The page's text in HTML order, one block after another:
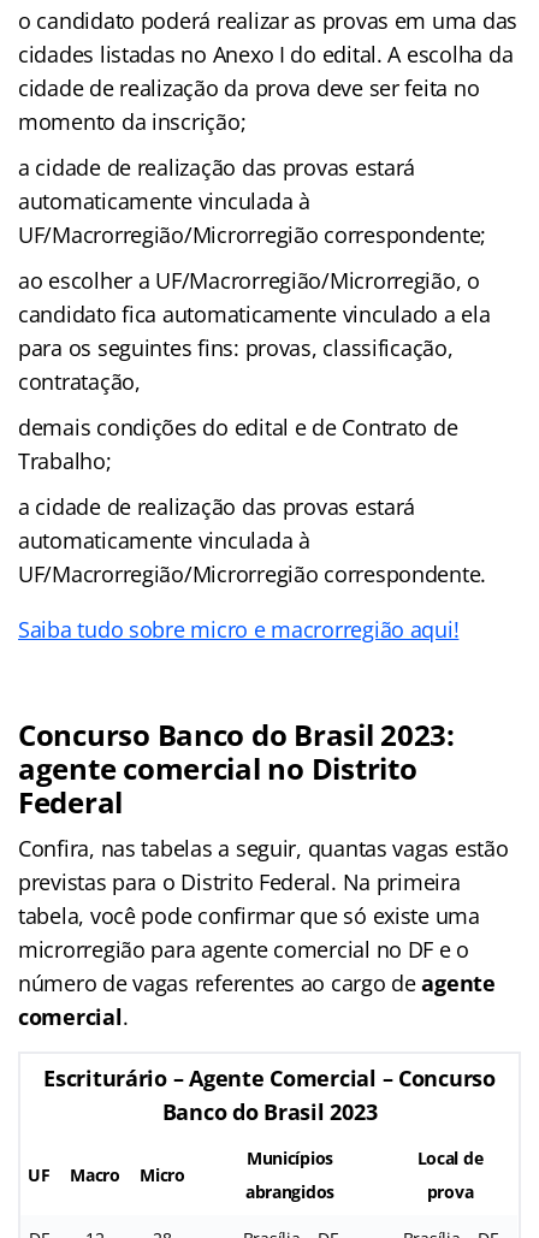
o candidato poderá realizar as provas em uma das
cidades listadas no Anexo I do edital. A escolha da
cidade de realização da prova deve ser feita no
momento da inscrição;
a cidade de realização das provas estará
automaticamente vinculada à
UF/Macrorregião/Microrregião correspondente;
ao escolher a UF/Macrorregião/Microrregião, o
candidato fica automaticamente vinculado a ela
para os seguintes fins: provas, classificação,
contratação,
demais condições do edital e de Contrato de
Trabalho;
a cidade de realização das provas estará
automaticamente vinculada à
UF/Macrorregião/Microrregião correspondente.
Saiba tudo sobre micro e macrorregião aqui!
Concurso Banco do Brasil 2023:
agente comercial no Distrito
Federal
Confira, nas tabelas a seguir, quantas vagas estão
previstas para o Distrito Federal. Na primeira
tabela, você pode confirmar que só existe uma
microrregião para agente comercial no DF e o
número de vagas referentes ao cargo deagente
comercial.
Escriturário – Agente Comercial – Concurso
Banco do Brasil 2023
UF Macro Micro
Municípios
abrangidos
Local de
prova